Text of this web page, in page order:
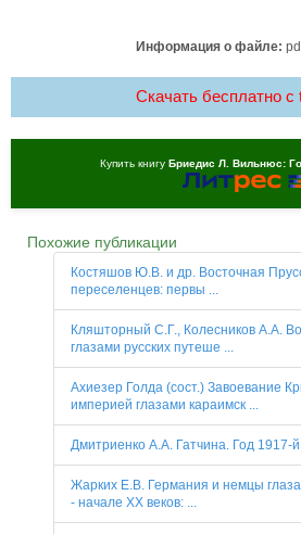
Информация о файле:
Скачать бесплатно c
Купить книгу Бриедис Л. Вильнюс:
Похожие публикации
Костяшов Ю.В. и др. Восточная
переселенцев: первы ...
Кляшторный С.Г., Колесников А.А.
глазами русских путеше ...
Ахиезер Голда (сост.) Завоевание
империей глазами караимск ...
Дмитриенко А.А. Гатчина. Год 1917-
Жарких Е.В. Германия и немцы
- начале XX веков: ...